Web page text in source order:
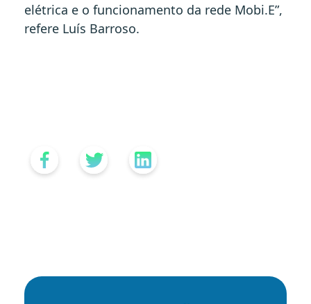
elétrica e o funcionamento da rede Mobi.E”,
refere Luís Barroso.